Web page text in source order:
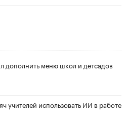
дополнить меню школ и детсадов
учителей использовать ИИ в работе